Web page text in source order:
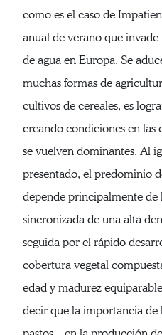
como es el caso de
anual de verano que invade
de agua en Europa. Se
muchas formas de
cultivos de cereales, es
creando condiciones en las
se vuelven dominantes. Al
presentado, el predominio
depende principalmente de
sincronizada de una alta
seguida por el rápido
cobertura vegetal
edad y madurez
decir que la importancia de